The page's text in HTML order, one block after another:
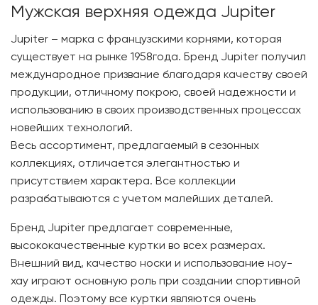
Мужская верхняя одежда Jupiter
Jupiter – марка с французскими корнями, которая
существует на рынке 1958года. Бренд Jupiter получил
международное призвание благодаря качеству своей
продукции, отличному покрою, своей надежности и
использованию в своих производственных процессах
новейших технологий.
Весь ассортимент, предлагаемый в сезонных
коллекциях, отличается элегантностью и
присутствием характера. Все коллекции
разрабатываются с учетом малейших деталей.
Бренд Jupiter предлагает современные,
высококачественные куртки во всех размерах.
Внешний вид, качество носки и использование ноу-
хау играют основную роль при создании спортивной
одежды. Поэтому все куртки являются очень